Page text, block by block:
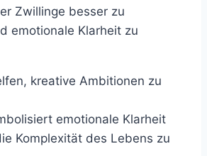
Zwillinge besser zu
emotionale Klarheit zu
kreative Ambitionen zu
emotionale Klarheit
Komplexität des Lebens zu